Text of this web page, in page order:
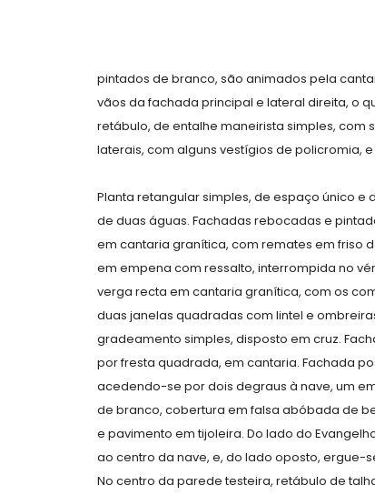
pintados de branco, são animados pela
vãos da fachada principal e lateral direita, o
retábulo, de entalhe maneirista simples, com
laterais, com alguns vestígios de policromia,
Planta retangular simples, de espaço único
de duas águas. Fachadas rebocadas e
em cantaria granítica, com remates em friso
em empena com ressalto, interrompida no
verga recta em cantaria granítica, com os
duas janelas quadradas com lintel e
gradeamento simples, disposto em cruz.
por fresta quadrada, em cantaria. Fachada
acedendo-se por dois degraus à nave, um
de branco, cobertura em falsa abóbada de
e pavimento em tijoleira. Do lado do
ao centro da nave, e, do lado oposto, ergue-
No centro da parede testeira, retábulo de